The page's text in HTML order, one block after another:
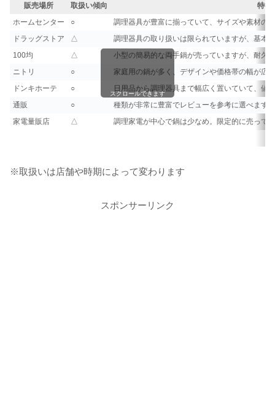
販売場所 取扱い傾向
特徴
ホームセンター
○
調理器具が豊富に揃っていて、サイズや素材の
ドラッグストア
△
調理器具の取り扱いは限られていますが、基本
100均
△
小型の簡易的な両手鍋が売っていますが、耐久
ニトリ
○
家庭用の鍋が多く、デザインや価格帯の幅が広
ドンキホーテ
○
日用品から調理器具まで幅広く置いていて、値
通販
○
種類が非常に豊富でレビューを参考に選べます
家電量販店
△ 調理家電が中心で鍋は少なめ。限定的に売って
スクロールできます
※取扱いは店舗や時期によって変わります
スポンサーリンク